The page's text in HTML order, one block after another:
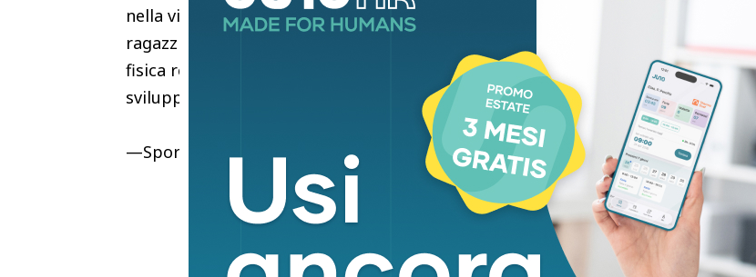
nella vita e nelle relazioni di tutti i giorni. L’obiettivo del tour quello di avvicinare i
ragazzi, soprattutto dopo due anni di stop a causa della pandemia, ad un’attività
fisica regolare, indispensabile, insieme ad una corretta alimentazione, ad uno
sviluppo e una crescita sana.
—SportREDAZIONE